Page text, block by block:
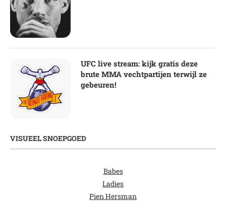
UFC live stream: kijk gratis deze
brute MMA vechtpartijen terwijl ze
gebeuren!
VISUEEL SNOEPGOED
Babes
Ladies
Pien Hersman